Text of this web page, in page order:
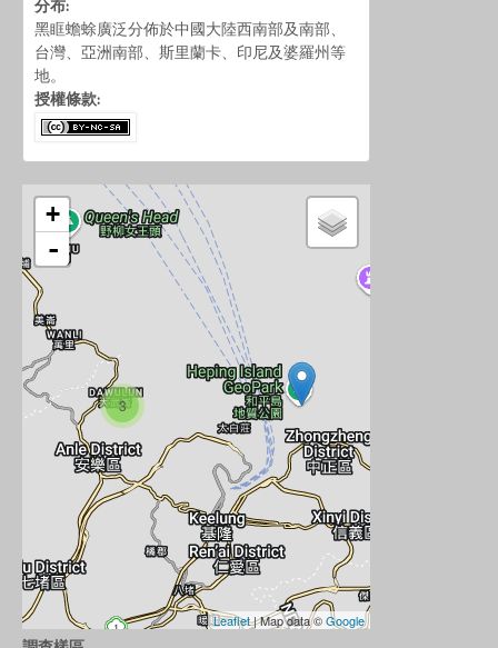
分布:
黑眶蟾蜍廣泛分佈於中國大陸西南部及南部、
台灣、亞洲南部、斯里蘭卡、印尼及婆羅州等
地。
授權條款:
3
+
-
Leaflet| Map data ©Google